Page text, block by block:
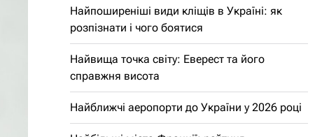
Найпоширеніші види кліщів в Україні: як
розпізнати і чого боятися
Найвища точка світу: Еверест та його
справжня висота
Найближчі аеропорти до України у 2026 році